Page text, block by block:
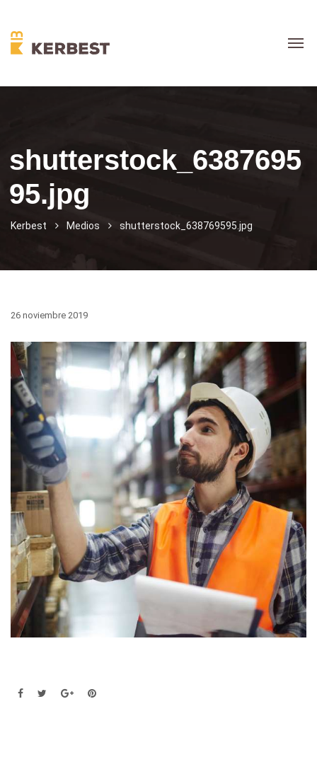
shutterstock_6387695
95.jpg
Kerbest Medios shutterstock_638769595.jpg
26 noviembre 2019